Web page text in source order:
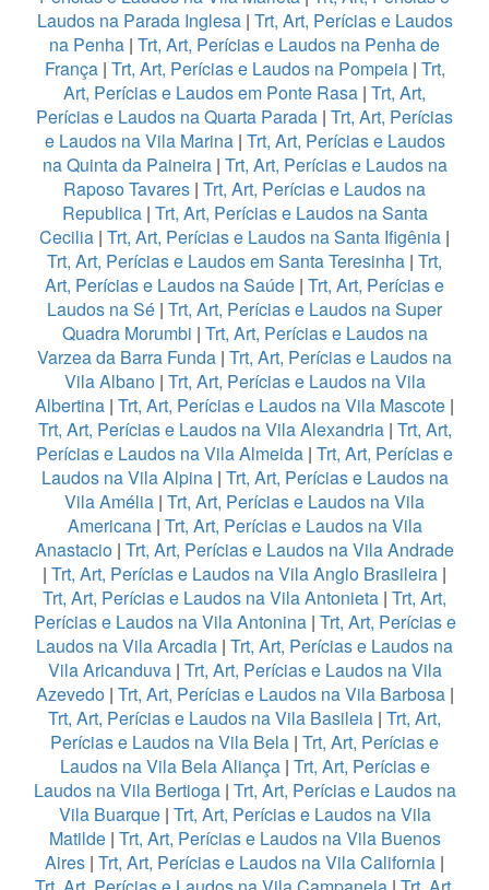
Laudos na Parada Inglesa | Trt, Art, Perícias e Laudos
na Penha | Trt, Art, Perícias e Laudos na Penha de
França | Trt, Art, Perícias e Laudos na Pompeia| Trt,
Art, Perícias e Laudos em Ponte Rasa | Trt, Art,
Perícias e Laudos na Quarta Parada | Trt, Art, Perícias
e Laudos na Vila Marina| Trt, Art, Perícias e Laudos
na Quinta da Paineira| Trt, Art, Perícias e Laudos na
Raposo Tavares | Trt, Art, Perícias e Laudos na
Republica| Trt, Art, Perícias e Laudos na Santa
Cecilia | Trt, Art, Perícias e Laudos na Santa Ifigênia |
Trt, Art, Perícias e Laudos em Santa Teresinha | Trt,
Art, Perícias e Laudos na Saúde | Trt, Art, Perícias e
Laudos na Sé | Trt, Art, Perícias e Laudos na Super
Quadra Morumbi | Trt, Art, Perícias e Laudos na
Varzea da Barra Funda | Trt, Art, Perícias e Laudos na
Vila Albano| Trt, Art, Perícias e Laudos na Vila
Albertina | Trt, Art, Perícias e Laudos na Vila Mascote |
Trt, Art, Perícias e Laudos na Vila Alexandria| Trt, Art,
Perícias e Laudos na Vila Almeida | Trt, Art, Perícias e
Laudos na Vila Alpina | Trt, Art, Perícias e Laudos na
Vila Amélia | Trt, Art, Perícias e Laudos na Vila
Americana| Trt, Art, Perícias e Laudos na Vila
Anastacio | Trt, Art, Perícias e Laudos na Vila Andrade
| Trt, Art, Perícias e Laudos na Vila Anglo Brasileira |
Trt, Art, Perícias e Laudos na Vila Antonieta | Trt, Art,
Perícias e Laudos na Vila Antonina| Trt, Art, Perícias e
Laudos na Vila Arcadia | Trt, Art, Perícias e Laudos na
Vila Aricanduva| Trt, Art, Perícias e Laudos na Vila
Azevedo| Trt, Art, Perícias e Laudos na Vila Barbosa|
Trt, Art, Perícias e Laudos na Vila Basileia | Trt, Art,
Perícias e Laudos na Vila Bela | Trt, Art, Perícias e
Laudos na Vila Bela Aliança| Trt, Art, Perícias e
Laudos na Vila Bertioga| Trt, Art, Perícias e Laudos na
Vila Buarque| Trt, Art, Perícias e Laudos na Vila
Matilde| Trt, Art, Perícias e Laudos na Vila Buenos
Aires | Trt, Art, Perícias e Laudos na Vila California |